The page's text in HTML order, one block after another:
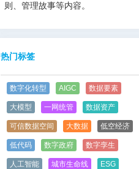
则、管理故事等内容。
热门标签
数字化转型 AIGC 数据要素
大模型 一网统管 数据资产
可信数据空间 大数据 低空经济
低代码 数字政府 数字孪生
人工智能 城市生命线 ESG